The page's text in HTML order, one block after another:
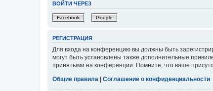
ВОЙТИ ЧЕРЕЗ
Facebook Google
РЕГИСТРАЦИЯ
Для входа на конференцию вы должны быть
могут быть установлены также дополнительные
принятыми на конференции. Помните, что ваше
Общие правила
Соглашение о конфиденциальности